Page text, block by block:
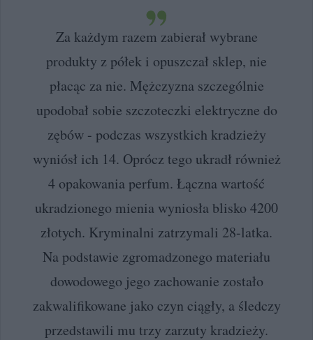
Za każdym razem zabierał wybrane
produkty z półek i opuszczał sklep, nie
płacąc za nie. Mężczyzna szczególnie
upodobał sobie szczoteczki elektryczne do
zębów - podczas wszystkich kradzieży
wyniósł ich 14. Oprócz tego ukradł również
4 opakowania perfum. Łączna wartość
ukradzionego mienia wyniosła blisko 4200
złotych. Kryminalni zatrzymali 28-latka.
Na podstawie zgromadzonego materiału
dowodowego jego zachowanie zostało
zakwalifikowane jako czyn ciągły, a śledczy
przedstawili mu trzy zarzuty kradzieży.